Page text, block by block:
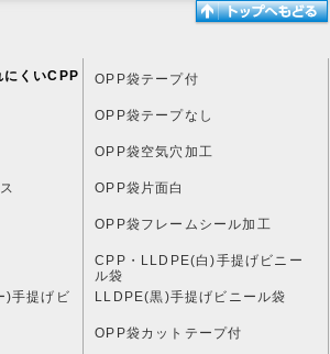
にくいCPP
OPP袋テープ付
OPP袋テープなし
OPP袋空気穴加工
OPP袋片面白
OPP袋フレームシール加工
CPP・LLDPE(白)手提げビニー
ル袋
)手提げビ
LLDPE(黒)手提げビニール袋
OPP袋カットテープ付